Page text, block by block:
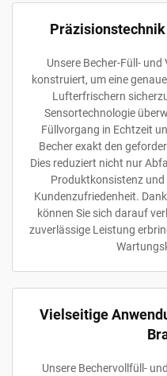
Unsere Becher-Füll-
konstruiert, um eine
Lufterfrischern
Sensortechnologie
Füllvorgang in Echtzeit
Becher exakt den
Dies reduziert nicht nur
Produktkonsistenz
Kundenzufriedenheit.
können Sie sich darauf
zuverlässige Leistung
Vielseitige
Unsere Bechervollfüll-